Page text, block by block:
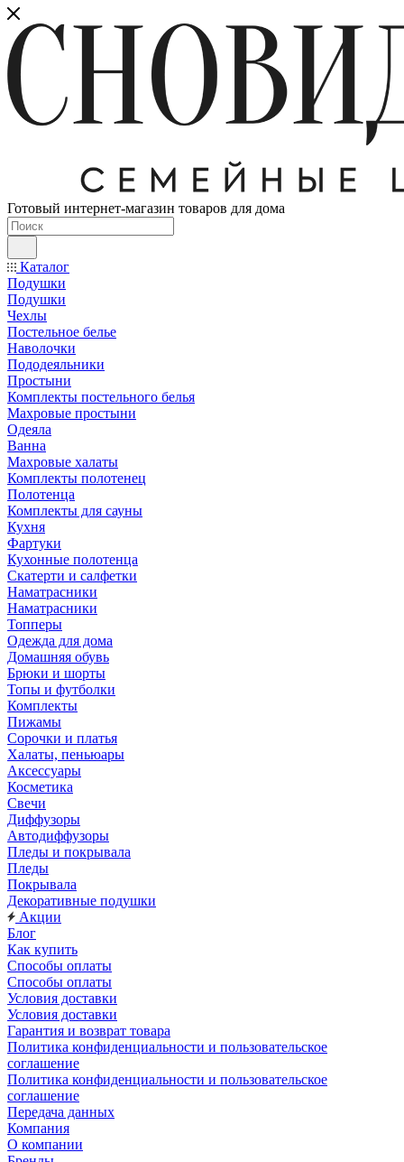
Готовый интернет-магазин товаров для дома
Каталог
Подушки
Подушки
Чехлы
Постельное белье
Наволочки
Пододеяльники
Простыни
Комплекты постельного белья
Махровые простыни
Одеяла
Ванна
Махровые халаты
Комплекты полотенец
Полотенца
Комплекты для сауны
Кухня
Фартуки
Кухонные полотенца
Скатерти и салфетки
Наматрасники
Наматрасники
Топперы
Одежда для дома
Домашняя обувь
Брюки и шорты
Топы и футболки
Комплекты
Пижамы
Сорочки и платья
Халаты, пеньюары
Аксессуары
Косметика
Свечи
Диффузоры
Автодиффузоры
Пледы и покрывала
Пледы
Покрывала
Декоративные подушки
Акции
Блог
Как купить
Способы оплаты
Способы оплаты
Условия доставки
Условия доставки
Гарантия и возврат товара
Политика конфиденциальности и пользовательское
соглашение
Политика конфиденциальности и пользовательское
соглашение
Передача данных
Компания
О компании